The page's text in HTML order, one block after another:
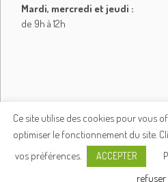
Mardi, mercredi et jeudi :
de 9h à 12h
Plan du site
Politique de
Ce site utilise des cookies pour vous
optimiser le fonctionnement du site.
vos préférences.
ACCEPTER
refuser